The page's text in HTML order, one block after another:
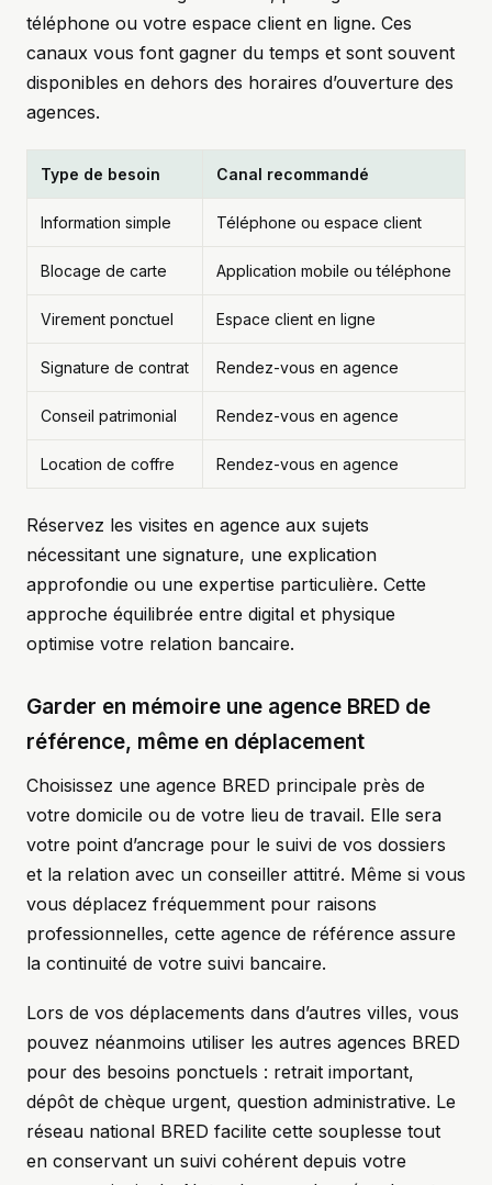
téléphone ou votre espace client en ligne. Ces
canaux vous font gagner du temps et sont souvent
disponibles en dehors des horaires d’ouverture des
agences.
Type de besoin Canal recommandé
Information simple Téléphone ou espace client
Blocage de carte Application mobile ou téléphone
Virement ponctuel Espace client en ligne
Signature de contrat Rendez-vous en agence
Conseil patrimonial Rendez-vous en agence
Location de coffre Rendez-vous en agence
Réservez les visites en agence aux sujets
nécessitant une signature, une explication
approfondie ou une expertise particulière. Cette
approche équilibrée entre digital et physique
optimise votre relation bancaire.
Garder en mémoire une agence BRED de
référence, même en déplacement
Choisissez une agence BRED principale près de
votre domicile ou de votre lieu de travail. Elle sera
votre point d’ancrage pour le suivi de vos dossiers
et la relation avec un conseiller attitré. Même si vous
vous déplacez fréquemment pour raisons
professionnelles, cette agence de référence assure
la continuité de votre suivi bancaire.
Lors de vos déplacements dans d’autres villes, vous
pouvez néanmoins utiliser les autres agences BRED
pour des besoins ponctuels : retrait important,
dépôt de chèque urgent, question administrative. Le
réseau national BRED facilite cette souplesse tout
en conservant un suivi cohérent depuis votre